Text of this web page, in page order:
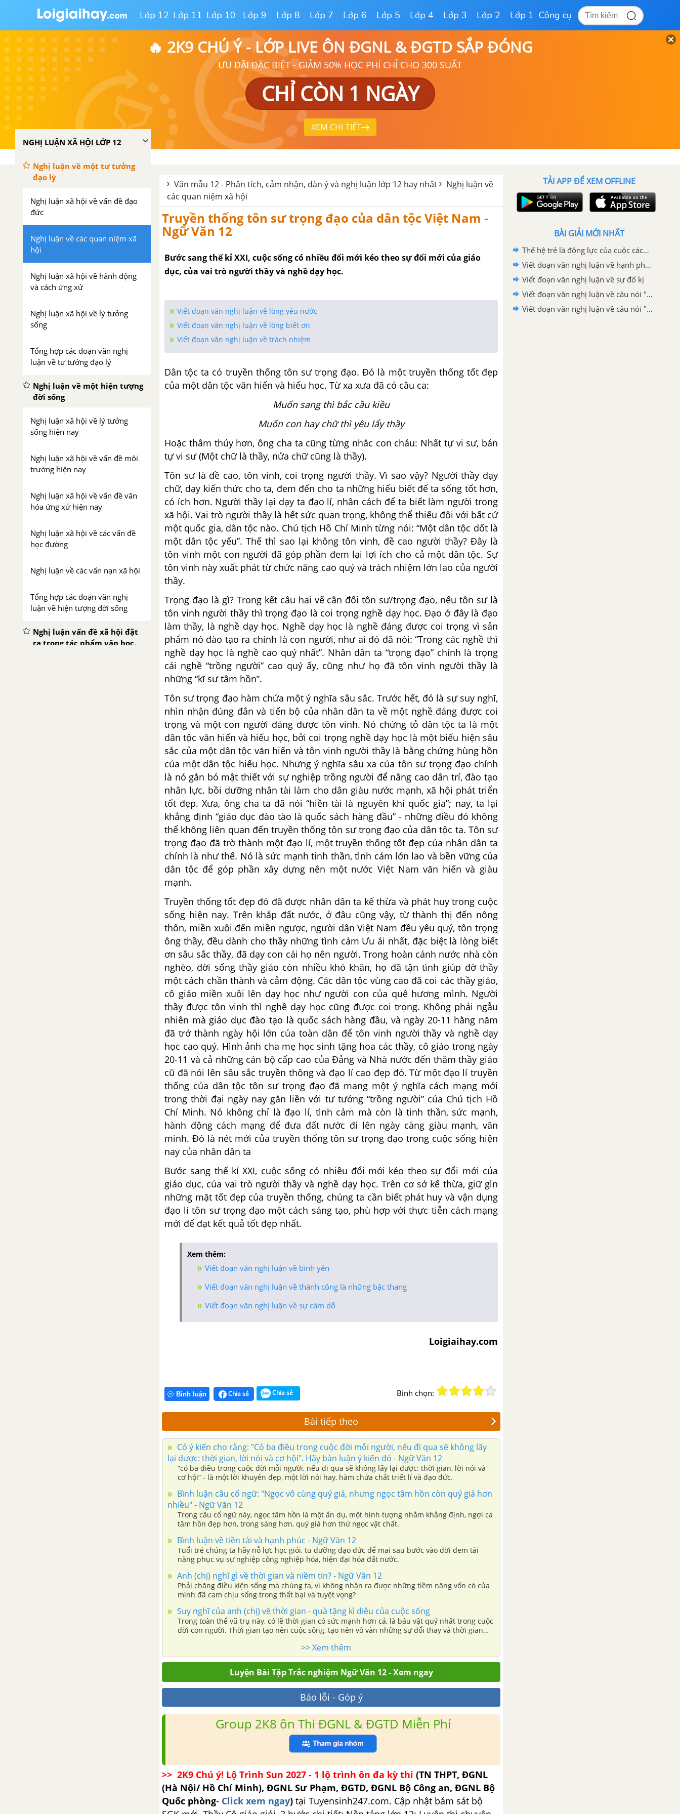
Lớp 12 Lớp 11 Lớp 10 Lớp 9 Lớp 8 Lớp 7 Lớp 6 Lớp 5 Lớp 4 Lớp 3 Lớp 2 Lớp 1 Công cụ
🔥 2K9 CHÚ Ý - LỚP LIVE ÔN ĐGNL & ĐGTD SẮP ĐÓNG
ƯU ĐÃI ĐẶC BIỆT - GIẢM 50% HỌC PHÍ CHỈ CHO 300 SUẤT
CHỈ CÒN 1 NGÀY
XEM CHI TIẾT
NGHỊ LUẬN XÃ HỘI LỚP 12
Nghị luận về một tư tưởng
đạo lý
Nghị luận xã hội về vấn đề đạo
đức
Nghị luận về các quan niệm xã
hội
Nghị luận xã hội về hành động
và cách ứng xử
Nghị luận xã hội về lý tưởng
sống
Tổng hợp các đoạn văn nghị
luận về tư tưởng đạo lý
Nghị luận về một hiện tượng
đời sống
Nghị luận xã hội về lý tưởng
sống hiện nay
Nghị luận xã hội về vấn đề môi
trường hiện nay
Nghị luận xã hội về vấn đề văn
hóa ứng xử hiện nay
Nghị luận xã hội về các vấn đề
học đường
Nghị luận về các vấn nạn xã hội
Tổng hợp các đoạn văn nghị
luận về hiện tượng đời sống
Nghị luận vấn đề xã hội đặt
ra trong tác phẩm văn học.
Văn mẫu 12 - Phân tích, cảm nhận, dàn ý và nghị luận lớp 12 hay nhất
Nghị luận về
các quan niệm xã hội
Truyền thống tôn sư trọng đạo của dân tộc Việt Nam -
Ngữ Văn 12
Bước sang thế kỉ XXI, cuộc sống có nhiều đổi mới kéo theo sự đổi mới của giáo
dục, của vai trò người thầy và nghề dạy học.
Viết đoạn văn nghị luận về lòng yêu nước
Viết đoạn văn nghị luận về lòng biết ơn
Viết đoạn văn nghị luận về trách nhiệm
Dân tộc ta có truyền thống tôn sư trọng đạo. Đó là một truyền thống tốt đẹp
của một dân tộc văn hiến và hiếu học. Từ xa xưa đã có câu ca:
Muốn sang thì bắc cầu kiều
Muốn con hay chữ thì yêu lẩy thầy
Hoặc thâm thúy hơn, ông cha ta cũng từng nhắc con cháu: Nhất tự vi sư, bán
tự vi sư (Một chữ là thầy, nửa chữ cũng là thầy).
Tôn sư là đề cao, tôn vinh, coi trọng người thầy. Vì sao vậy? Người thầy dạy
chữ, dạy kiến thức cho ta, đem đến cho ta những hiểu biết để ta sống tốt hơn,
có ích hơn. Người thầy lại dạy ta đạo lí, nhân cách để ta biết làm người trong
xã hội. Vai trò người thầy là hết sức quan trọng, không thể thiếu đôi với bất cứ
một quốc gia, dân tộc nào. Chủ tịch Hồ Chí Minh từng nói: “Một dân tộc dốt là
một dân tộc yếu”. Thế thì sao lại không tôn vinh, đề cao người thầy? Đây là
tôn vinh một con người đã góp phần đem lại lợi ích cho cả một dân tộc. Sự
tôn vinh này xuất phát từ chức năng cao quý và trách nhiệm lớn lao của người
thầy.
Trọng đạo là gì? Trong kết câu hai vế cân đối tôn sư/trọng đạo, nếu tôn sư là
tôn vinh người thầy thì trọng đạo là coi trọng nghề dạy học. Đạo ở đây là đạo
làm thầy, là nghề dạy học. Nghề dạy học là nghề đáng được coi trọng vì sản
phẩm nó đào tạo ra chính là con người, như ai đó đã nói: “Trong các nghề thì
nghề dạy học là nghề cao quý nhất”. Nhân dân ta “trọng đạo” chính là trọng
cái nghề “trồng người” cao quý ấy, cũng như họ đã tôn vinh người thầy là
những “kĩ sư tâm hồn”.
Tôn sư trọng đạo hàm chứa một ý nghĩa sâu sắc. Trước hết, đó là sự suy nghĩ,
nhìn nhận đúng đắn và tiến bộ của nhân dân ta về một nghề đáng được coi
trọng và một con người đáng được tôn vinh. Nó chứng tỏ dân tộc ta là một
dân tộc văn hiến và hiếu học, bởi coi trọng nghề dạy học là một biếu hiện sâu
sắc của một dân tộc văn hiến và tôn vinh người thầy là bằng chứng hùng hồn
của một dân tộc hiếu học. Nhưng ý nghĩa sâu xa của tôn sư trọng đạo chính
là nó gắn bó mật thiết với sự nghiệp trồng người để nâng cao dân trí, đào tạo
nhân lực. bồi dưỡng nhân tài làm cho dân giàu nước mạnh, xã hội phát triển
tốt đẹp. Xưa, ông cha ta đã nói “hiền tài là nguyên khí quốc gia”; nay, ta lại
khẳng định “giáo dục đào tào là quốc sách hàng đầu” - những điều đó không
thể không liên quan đến truyền thống tôn sư trọng đạo của dân tộc ta. Tôn sư
trọng đạo đã trờ thành một đạo lí, một truyền thống tốt đẹp của nhân dân ta
chính là như thế. Nó là sức mạnh tinh thần, tình cảm lớn lao và bền vững của
dân tộc để góp phần xây dựng nên một nước Việt Nam văn hiến và giàu
mạnh.
Truyền thống tốt đẹp đó đã được nhân dân ta kế thừa và phát huy trong cuộc
sống hiện nay. Trên khắp đất nước, ở đâu cũng vậy, từ thành thị đến nông
thôn, miền xuôi đến miền ngược, người dân Việt Nam đều yêu quý, tôn trọng
ông thầy, đều dành cho thầy những tình cảm Ưu ái nhất, đặc biệt là lòng biết
ơn sâu sắc thầy, đã dạy con cái họ nên người. Trong hoàn cánh nước nhà còn
nghèo, đời sống thầy giáo còn nhiều khó khăn, họ đã tận tình giúp đờ thầy
một cách chần thành và cảm động. Các dân tộc vùng cao đã coi các thầy giáo,
cô giáo miền xuôi lên dạy học như người con của quê hương mình. Người
thầy được tôn vinh thì nghề dạy học cũng được coi trọng. Không phải ngẫu
nhiên mà giáo dục đào tạo là quốc sách hàng đầu, và ngày 20-11 hằng năm
đã trớ thành ngày hội lớn của toàn dân để tôn vinh người thầy và nghề dạy
học cao quý. Hình ảnh cha mẹ học sinh tặng hoa các thầy, cô giáo trong ngày
20-11 và cả những cán bộ cấp cao của Đảng và Nhà nước đến thăm thầy giáo
cũ đã nói lên sâu sắc truyền thông và đạo lí cao đẹp đó. Từ một đạo lí truyền
thống của dân tộc tôn sư trọng đạo đã mang một ý nghĩa cách mạng mới
trong thời đại ngày nay gắn liền với tư tưởng “trồng người” của Chú tịch Hồ
Chí Minh. Nó không chỉ là đạo lí, tình cảm mà còn là tinh thần, sức mạnh,
hành động cách mạng để đưa đất nước đi lên ngày càng giàu mạnh, văn
minh. Đó là nét mới của truyền thống tôn sư trọng đạo trong cuộc sống hiện
nay của nhân dân ta
Bước sang thế kỉ XXI, cuộc sống có nhiều đổi mới kéo theo sự đổi mới của
giáo dục, của vai trò người thầy và nghề dạy học. Trên cơ sở kế thừa, giữ gìn
những mặt tốt đẹp của truyền thống, chúng ta cần biết phát huy và vận dụng
đạo lí tôn sư trọng đạo một cách sáng tạo, phù hợp với thực tiễn cách mạng
mới để đạt kết quả tốt đẹp nhất.
Xem thêm:
Viết đoạn văn nghị luận về bình yên
Viết đoạn văn nghị luận về thành công là những bậc thang
Viết đoạn văn nghị luận về sự cám dỗ
Loigiaihay.com
Bình luận Chia sẻ Chia sẻ Bình chọn:
Bài tiếp theo
Có ý kiến cho rằng: "Có ba điều trong cuộc đời mỗi người, nếu đi qua sẽ không lấy
lại được: thời gian, lời nói và cơ hội". Hãy bàn luận ý kiến đó - Ngữ Văn 12
“có ba điều trong cuộc đời mỗi người, nếu đi qua sẽ không lấy lại được: thời gian, lời nói và
cơ hội” - là một lời khuyên đẹp, một lời nói hay, hàm chứa chất triết lí và đạo đức.
Bình luận câu cổ ngữ: "Ngọc vô cùng quý giá, nhưng ngọc tâm hồn còn quý giá hơn
nhiều" - Ngữ Văn 12
Trong câu cổ ngữ này, ngọc tâm hồn là một ẩn dụ, một hình tượng nhằm khẳng định, ngợi ca
tâm hồn đẹp hơn, trong sáng hơn, quý giá hơn thứ ngọc vật chất.
Bình luận về tiền tài và hạnh phúc - Ngữ Văn 12
Tuổi trẻ chúng ta hãy nỗ lực học giỏi, tu dưỡng đạo đức để mai sau bước vào đời đem tài
năng phục vụ sự nghiệp công nghiệp hóa, hiện đại hóa đất nước.
Anh (chị) nghĩ gì về thời gian và niềm tin? - Ngữ Văn 12
Phải chăng điều kiện sống mà chúng ta, vì không nhận ra được những tiềm năng vốn có của
mình đã cam chịu sống trong thất bại và tuyệt vọng?
Suy nghĩ của anh (chị) về thời gian - quà tặng kì diệu của cuộc sống
Trong toàn thể vũ trụ này, có lẽ thời gian có sức mạnh hơn cả, là báu vật quý nhất trong cuộc
đời con người. Thời gian tạo nên cuộc sống, tạo nên vô vàn những sự đổi thay và thời gian
tặng nhưng không phải ai cũng biết gìn giữ, dang đôi tay đón nhận
>> Xem thêm
Luyện Bài Tập Trắc nghiệm Ngữ Văn 12 - Xem ngay
Báo lỗi - Góp ý
Group 2K8 ôn Thi ĐGNL & ĐGTD Miễn Phí
>> 2K9 Chú ý! Lộ Trình Sun 2027 - 1 lộ trình ôn đa kỳ thi (TN THPT, ĐGNL
(Hà Nội/ Hồ Chí Minh), ĐGNL Sư Phạm, ĐGTD, ĐGNL Bộ Công an, ĐGNL Bộ
Quốc phòng- Click xem ngay) tại Tuyensinh247.com. Cập nhật bám sát bộ
TẢI APP ĐỂ XEM OFFLINE
BÀI GIẢI MỚI NHẤT
Thế hệ trẻ là động lực của cuộc cách mạng công nghệ 4.0 nơi trí nhân tạo tự động hoá và dữ liệu lớn đóng vai trò cốt lõi lớp 12
Viết đoạn văn nghị luận về hạnh phúc
Viết đoạn văn nghị luận về sự đố kị
Viết đoạn văn nghị luận về câu nói "Nơi nào có ý chí, nơi đó có con đường"
Viết đoạn văn nghị luận về câu nói "Có những người không dám bước đi vì sợ gãy chân, nhưng sợ gãy chân mà không dám bước đi thì khác nào chân đã gãy"